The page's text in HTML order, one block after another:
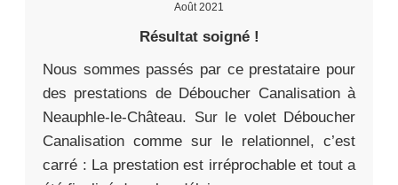
Août 2021
Résultat soigné !
Nous sommes passés par ce prestataire pour
des prestations de Déboucher Canalisation à
Neauphle-le-Château. Sur le volet Déboucher
Canalisation comme sur le relationnel, c’est
carré : La prestation est irréprochable et tout a